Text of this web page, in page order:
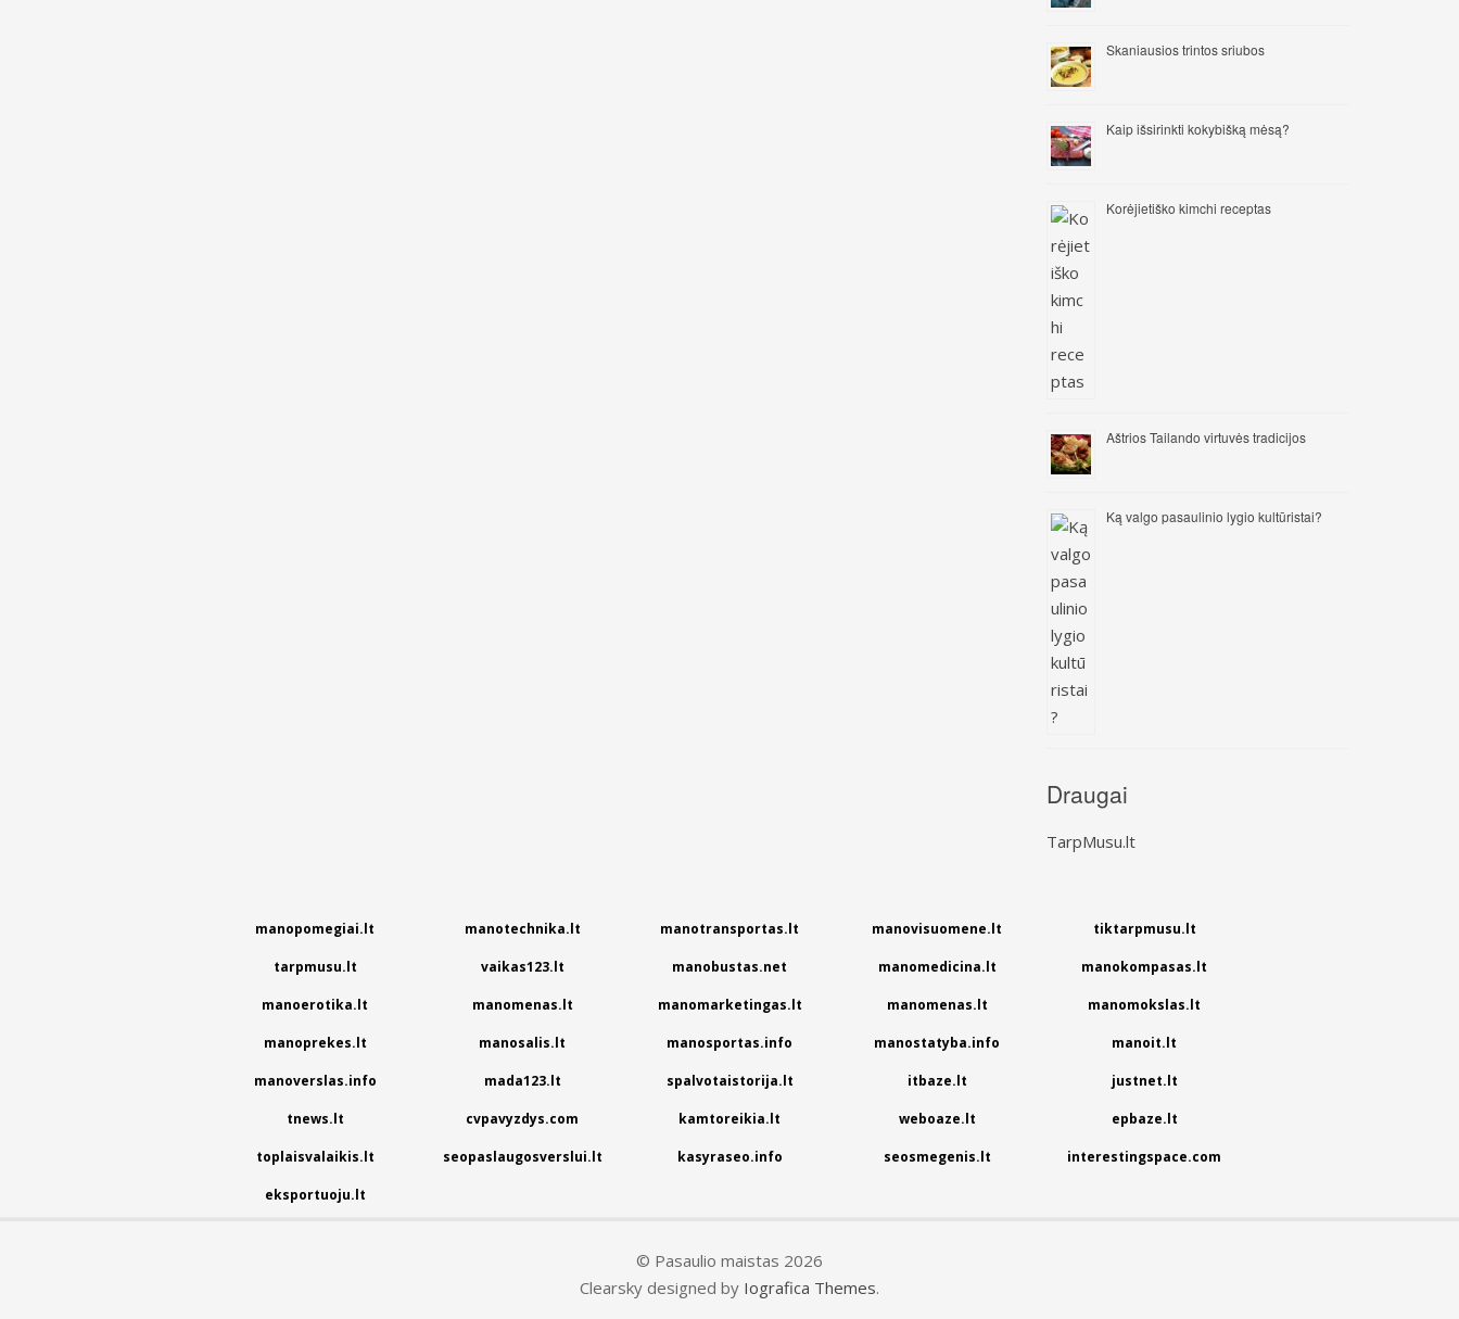
Skaniausios trintos sriubos
Kaip išsirinkti kokybišką mėsą?
Korėjietiško kimchi receptas
Aštrios Tailando virtuvės tradicijos
Ką valgo pasaulinio lygio kultūristai?
Draugai
TarpMusu.lt
manopomegiai.lt manotechnika.lt manotransportas.lt manovisuomene.lt tiktarpmusu.lt
tarpmusu.lt vaikas123.lt manobustas.net manomedicina.lt manokompasas.lt
manoerotika.lt manomenas.lt manomarketingas.lt manomenas.lt manomokslas.lt
manoprekes.lt manosalis.lt manosportas.info manostatyba.info manoit.lt
manoverslas.info mada123.lt spalvotaistorija.lt itbaze.lt justnet.lt
tnews.lt cvpavyzdys.com kamtoreikia.lt weboaze.lt epbaze.lt
toplaisvalaikis.lt seopaslaugosverslui.lt kasyraseo.info seosmegenis.lt interestingspace.com
eksportuoju.lt
© Pasaulio maistas 2026
Clearsky designed by Iografica Themes.